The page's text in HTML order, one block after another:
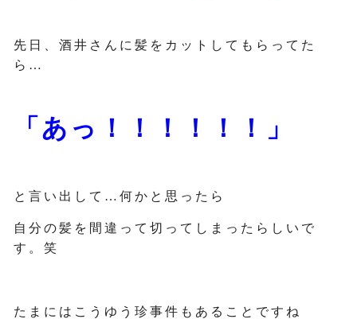
先日、酒井さんに髪をカットしてもらってた
ら…
「あっ！！！！！！」
と言い出して…何かと思ったら
自分の髪を間違って切ってしまったらしいで
す。笑
たまにはこうゆう珍事件もあることですね